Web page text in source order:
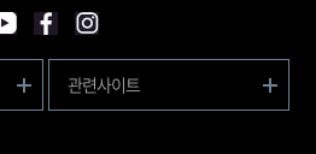
관련사이트